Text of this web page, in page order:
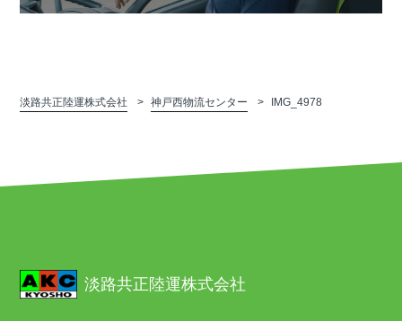
淡路共正陸運株式会社 神戸西物流センター IMG_4978
淡路共正陸運株式会社